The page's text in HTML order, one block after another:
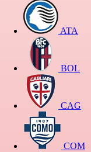
ATA
BOL
CAG
COM